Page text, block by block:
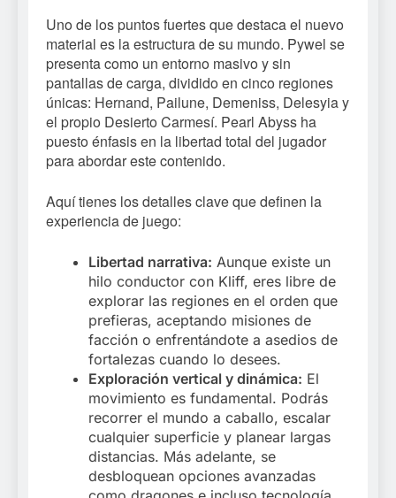
Uno de los puntos fuertes que destaca el nuevo
material es la estructura de su mundo. Pywel se
presenta como un entorno masivo y sin
pantallas de carga, dividido en cinco regiones
únicas: Hernand, Pailune, Demeniss, Delesyia y
el propio Desierto Carmesí. Pearl Abyss ha
puesto énfasis en la libertad total del jugador
para abordar este contenido.
Aquí tienes los detalles clave que definen la
experiencia de juego:
Libertad narrativa: Aunque existe un
hilo conductor con Kliff, eres libre de
explorar las regiones en el orden que
prefieras, aceptando misiones de
facción o enfrentándote a asedios de
fortalezas cuando lo desees.
Exploración vertical y dinámica: El
movimiento es fundamental. Podrás
recorrer el mundo a caballo, escalar
cualquier superficie y planear largas
distancias. Más adelante, se
desbloquean opciones avanzadas